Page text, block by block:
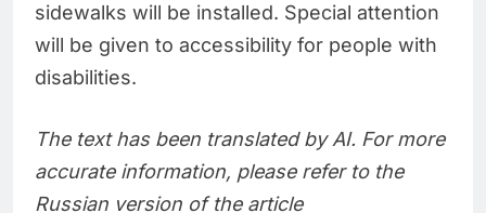
sidewalks will be installed. Special attention
will be given to accessibility for people with
disabilities.
The text has been translated by AI. For more
accurate information, please refer to the
Russian version of the article